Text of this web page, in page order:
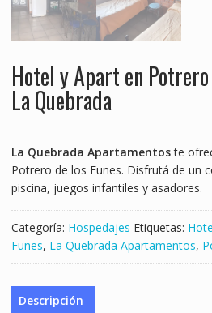
Hotel y Apart en
La Quebrada
La Quebrada Apartamentoste
Potrero de los Funes. Disfrutá de un
piscina, juegos infantiles y asadores.
Categoría: Hospedajes Etiquetas:
Funes, La Quebrada Apartamentos,
Descripción